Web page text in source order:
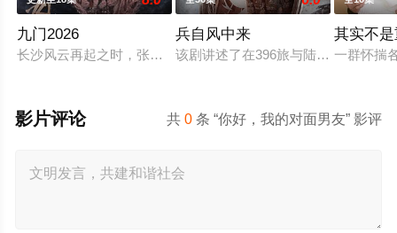
九门2026
长沙风云再起之时，张启山（陈伟霆 饰）与吴老狗（曾舜晞 饰
兵自风中来
该剧讲述了在396旅与陆军步兵学院
其实不
一群怀揣
共0 条 “你好，我的对面男友” 影评
影片评论